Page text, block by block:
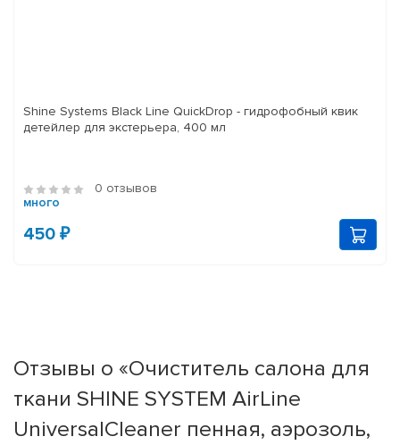
Shine Systems Black Line QuickDrop - гидрофобный квик
детейлер для экстерьера, 400 мл
0 отзывов
много
450 ₽
Отзывы о «Очиститель салона для
ткани SHINE SYSTEM AirLine
UniversalCleaner пенная, аэрозоль,